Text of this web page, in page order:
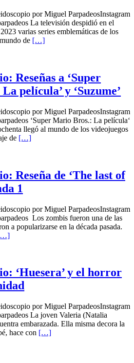
por Miguel ParpadeosInstagram
La televisión despidió en el
varias series emblemáticas de los
de […]
Reseñas a ‘Super
película’ y ‘Suzume’
por Miguel ParpadeosInstagram
‘Super Mario Bros.: La película‘
llegó al mundo de los videojuegos
de […]
Reseña de ‘The last of
1
por Miguel ParpadeosInstagram
Los zombis fueron una de las
a popularizarse en la década pasada.
‘Huesera’ y el horror
por Miguel ParpadeosInstagram
La joven Valeria (Natalia
embarazada. Ella misma decora la
hace con […]